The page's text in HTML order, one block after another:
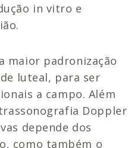
in vitro e
maior padronização
luteal, para ser
a campo. Além
Doppler
depende dos
como também o